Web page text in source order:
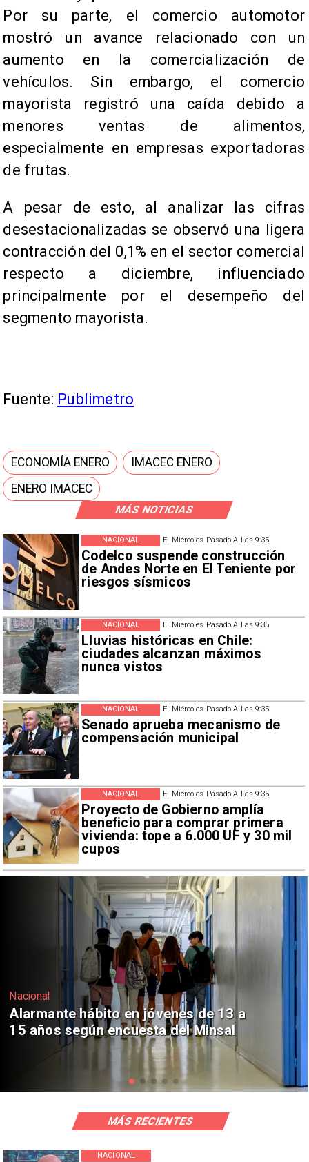
MÁS NOTICIAS
El Miércoles Pasado A Las 9:35
Codelco suspende construcción
de Andes Norte en El Teniente por
riesgos sísmicos
NACIONAL
El Miércoles Pasado A Las 9:35
Lluvias históricas en Chile:
ciudades alcanzan máximos
nunca vistos
NACIONAL
El Miércoles Pasado A Las 9:35
Senado aprueba mecanismo de
compensación municipal
NACIONAL
El Miércoles Pasado A Las 9:35
Proyecto de Gobierno amplía
beneficio para comprar primera
vivienda: tope a 6.000 UF y 30 mil
cupos
NACIONAL
Por su parte, el comercio automotor
mostró un avance relacionado con un
aumento en la comercialización de
vehículos. Sin embargo, el comercio
mayorista registró una caída debido a
menores ventas de alimentos,
especialmente en empresas exportadoras
de frutas.
A pesar de esto, al analizar las cifras
desestacionalizadas se observó una ligera
contracción del 0,1% en el sector comercial
respecto a diciembre, influenciado
principalmente por el desempeño del
segmento mayorista.
Fuente: Publimetro
ECONOMÍA ENERO
IMACEC ENERO
ENERO IMACEC
Regiones
Aprueban creación del Parque
Sebastián Piñera con inversión de $4
mil millones
NACIONAL
MÁS RECIENTES